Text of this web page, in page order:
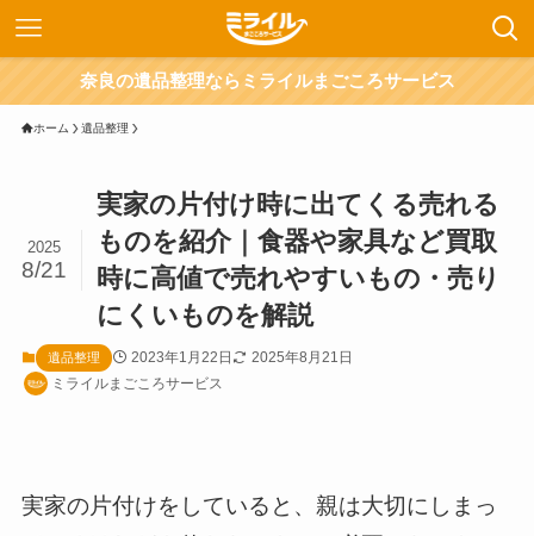
奈良の遺品整理ならミライルまごころサービス
ホーム 遺品整理
実家の片付け時に出てくる売れる
ものを紹介｜食器や家具など買取
時に高値で売れやすいもの・売り
にくいものを解説
2025
8/21
遺品整理 2023年1月22日
2025年8月21日
ミライルまごころサービス
実家の片付けをしていると、親は大切にしまっ